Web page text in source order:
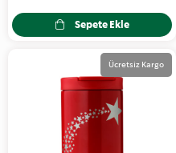
Sepete Ekle
Ücretsiz Kargo